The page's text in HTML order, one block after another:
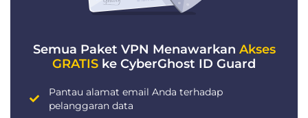
Semua Paket VPN Menawarkan Akses
GRATIS ke CyberGhost ID Guard
Pantau alamat email Anda terhadap
pelanggaran data